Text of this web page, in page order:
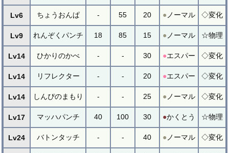
Lv6 ちょうおんぱ - 55 20 ● ノーマル ◇変化
Lv9 れんぞくパンチ 18 85 15 ● ノーマル ☆物理
Lv14 ひかりのかべ - - 30 ●エスパー ◇変化
Lv14 リフレクター - - 20 ●エスパー ◇変化
Lv14 しんぴのまもり - - 25 ● ノーマル ◇変化
Lv17 マッハパンチ 40 100 30 ●かくとう ☆物理
Lv24 バトンタッチ - - 40 ● ノーマル ◇変化